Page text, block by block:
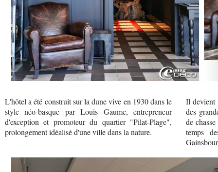
L'hôtel a été construit sur la dune vive en 1930 dans le
style néo-basque par Louis Gaume, entrepreneur
d'exception et promoteur du quartier "Pilat-Plage",
prolongement idéalisé d'une ville dans la nature.
Il devient
des
de
temps